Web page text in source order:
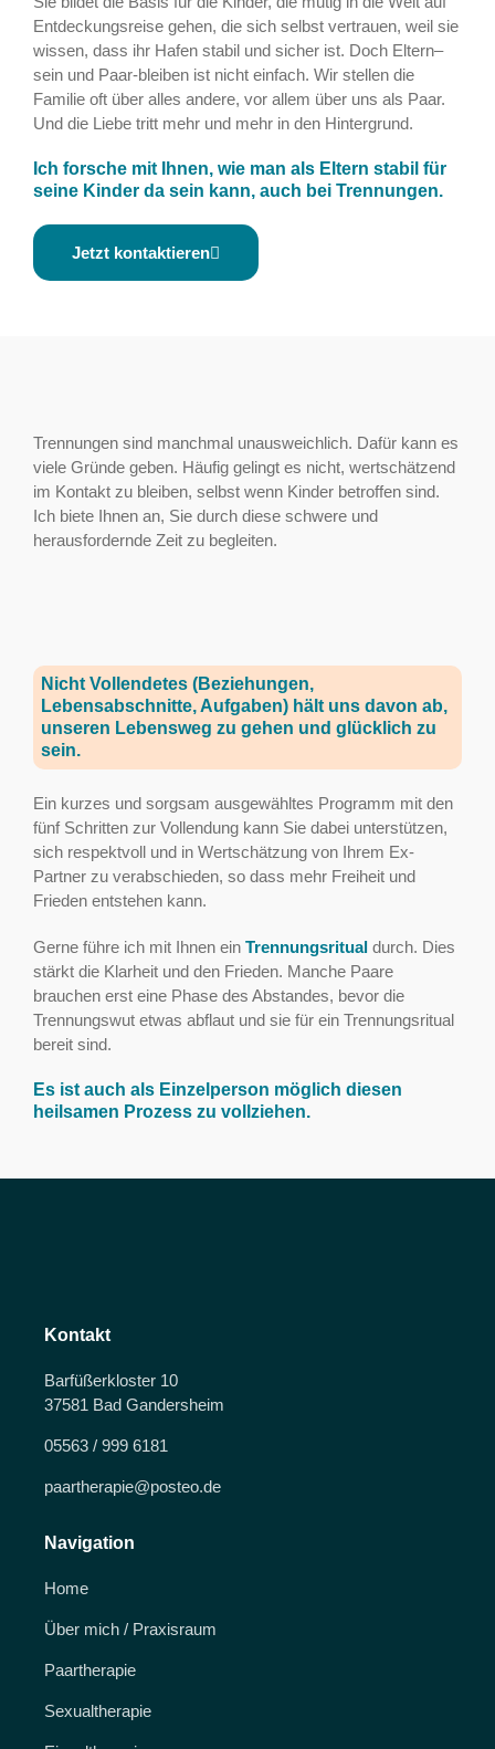
Entdeckungsreise gehen, die sich selbst vertrauen, weil sie
wissen, dass ihr Hafen stabil und sicher ist. Doch Eltern–
sein und Paar-bleiben ist nicht einfach. Wir stellen die
Familie oft über alles andere, vor allem über uns als Paar.
Und die Liebe tritt mehr und mehr in den Hintergrund.
Ich forsche mit Ihnen, wie man als Eltern stabil für
seine Kinder da sein kann, auch bei Trennungen.
Jetzt kontaktieren
Trennungen sind manchmal unausweichlich. Dafür kann es
viele Gründe geben. Häufig gelingt es nicht, wertschätzend
im Kontakt zu bleiben, selbst wenn Kinder betroffen sind.
Ich biete Ihnen an, Sie durch diese schwere und
herausfordernde Zeit zu begleiten.
Nicht Vollendetes (Beziehungen,
Lebensabschnitte, Aufgaben) hält uns davon ab,
unseren Lebensweg zu gehen und glücklich zu
sein.
Ein kurzes und sorgsam ausgewähltes Programm mit den
fünf Schritten zur Vollendung kann Sie dabei unterstützen,
sich respektvoll und in Wertschätzung von Ihrem Ex-
Partner zu verabschieden, so dass mehr Freiheit und
Frieden entstehen kann.
Gerne führe ich mit Ihnen ein Trennungsritual durch. Dies
stärkt die Klarheit und den Frieden. Manche Paare
brauchen erst eine Phase des Abstandes, bevor die
Trennungswut etwas abflaut und sie für ein Trennungsritual
bereit sind.
Es ist auch als Einzelperson möglich diesen
heilsamen Prozess zu vollziehen.
Kontakt
Barfüßerkloster 10
37581 Bad Gandersheim
05563 / 999 6181
paartherapie@posteo.de
Navigation
Home
Über mich / Praxisraum
Paartherapie
Sexualtherapie